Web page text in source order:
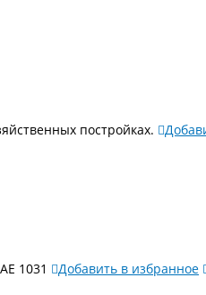
постройках.
1031 Добавить в избранное